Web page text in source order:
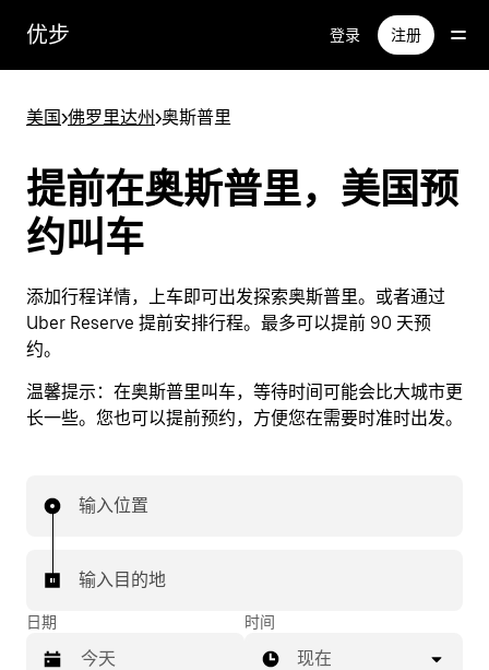
优步 登录 注册
美国>佛罗里达州>奥斯普里
提前在奥斯普里，美国预
约叫车
添加行程详情，上车即可出发探索奥斯普里。或者通过
Uber Reserve 提前安排行程。最多可以提前 90 天预
约。
温馨提示： 在奥斯普里叫车，等待时间可能会比大城市更
长一些。您也可以提前预约，方便您在需要时准时出发。
输入位置
输入目的地
日期 时间
现在